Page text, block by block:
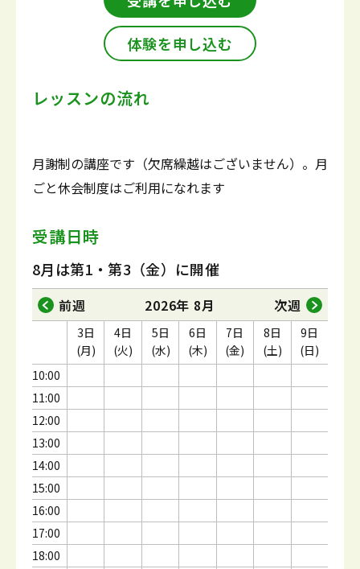
体験を申し込む
レッスンの流れ
月謝制の講座です（欠席繰越はございません）。月
ごと休会制度はご利用になれます
受講日時
8月は第1・第3（金）に開催
前週 2026年 8月 次週
10:00
11:00
12:00
13:00
14:00
15:00
16:00
17:00
18:00
3日
(月)
4日
(火)
5日
(水)
6日
(木)
7日
(金)
8日
(土)
9日
(日)